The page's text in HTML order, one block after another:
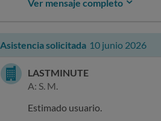
lastminute.com, será necesario
Atentamente,
lastminute.com is a brand of lm
This email is intended solely
the intended recipient (or
unauthorized copying,
crime.
Ver mensaje completo
Asistencia solicitada 10 junio 2026
LASTMINUTE
A: S. M.
Estimado usuario.